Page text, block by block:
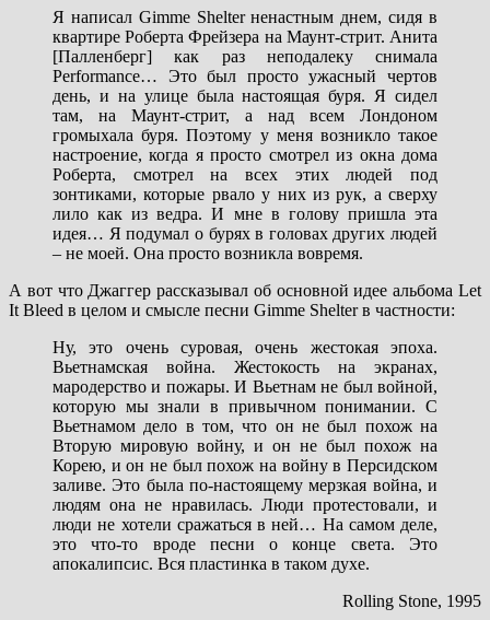
Я написал Gimme Shelter ненастным днем, сидя в
квартире Роберта Фрейзера на Маунт-стрит. Анита
[Палленберг] как раз неподалеку снимала
Performance… Это был просто ужасный чертов
день, и на улице была настоящая буря. Я сидел
там, на Маунт-стрит, а над всем Лондоном
громыхала буря. Поэтому у меня возникло такое
настроение, когда я просто смотрел из окна дома
Роберта, смотрел на всех этих людей под
зонтиками, которые рвало у них из рук, а сверху
лило как из ведра. И мне в голову пришла эта
идея… Я подумал о бурях в головах других людей
– не моей. Она просто возникла вовремя.
А вот что Джаггер рассказывал об основной идее альбома Let
It Bleed в целом и смысле песни Gimme Shelter в частности:
Ну, это очень суровая, очень жестокая эпоха.
Вьетнамская война. Жестокость на экранах,
мародерство и пожары. И Вьетнам не был войной,
которую мы знали в привычном понимании. С
Вьетнамом дело в том, что он не был похож на
Вторую мировую войну, и он не был похож на
Корею, и он не был похож на войну в Персидском
заливе. Это была по-настоящему мерзкая война, и
людям она не нравилась. Люди протестовали, и
люди не хотели сражаться в ней… На самом деле,
это что-то вроде песни о конце света. Это
апокалипсис. Вся пластинка в таком духе.
Rolling Stone, 1995